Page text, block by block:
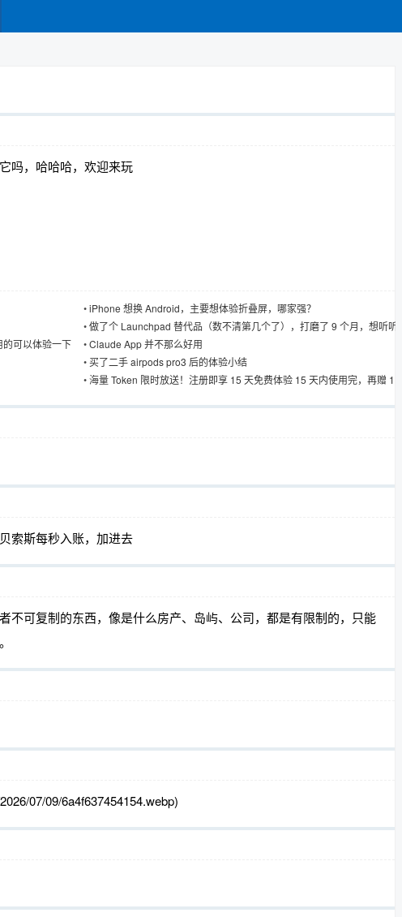
吗，哈哈哈，欢迎来玩
•iPhone 想换 Android，主要想体验折叠屏，哪家强？
•做了个 Launchpad 替代品（数不清第几个了），打磨了 9 个月，想听听大
家的反馈
可以体验一下 •Claude App 并不那么好用
•买了二手 airpods pro3 后的体验小结
•海量 Token 限时放送！注册即享 15 天免费体验 15 天内使用完，再赠 1 次
索斯每秒入账，加进去
不可复制的东西，像是什么房产、岛屿、公司，都是有限制的，只能
07/09/6a4f637454154.webp)